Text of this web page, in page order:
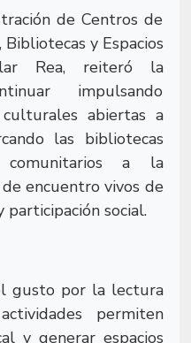
de Centros de
y Espacios
Rea, reiteró la
impulsando
abiertas a
las bibliotecas
comunitarios a la
encuentro vivos de
participación social.
gusto por la lectura
permiten
y generar espacios